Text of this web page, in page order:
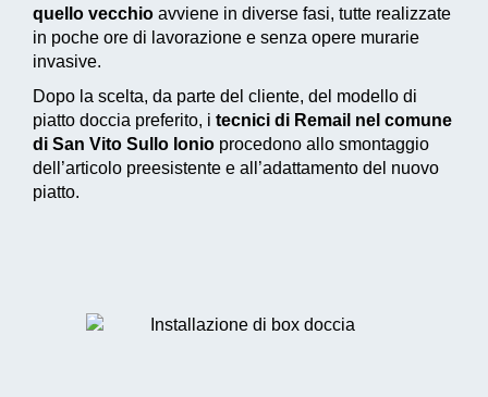
quello vecchio avviene in diverse fasi, tutte realizzate
in poche ore di lavorazione e senza opere murarie
invasive.
Dopo la scelta, da parte del cliente, del modello di
piatto doccia preferito, i tecnici di Remail nel comune
di San Vito Sullo Ionio procedono allo smontaggio
dell’articolo preesistente e all’adattamento del nuovo
piatto.